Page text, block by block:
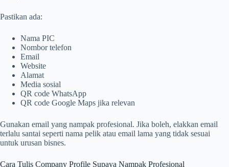
Pastikan ada:
Nama PIC
Nombor telefon
Email
Website
Alamat
Media sosial
QR code WhatsApp
QR code Google Maps jika relevan
Gunakan email yang nampak profesional. Jika boleh, elakkan email
terlalu santai seperti nama pelik atau email lama yang tidak sesuai
untuk urusan bisnes.
Cara Tulis Company Profile Supaya Nampak Profesional